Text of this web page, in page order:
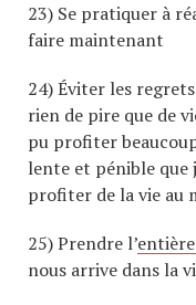
23) Se pratiquer à
faire maintenant
24) Éviter les
rien de pire que de
pu profiter
lente et pénible que
profiter de la vie au
25) Prendre l’
nous arrive dans la